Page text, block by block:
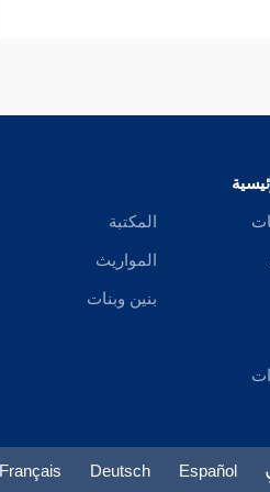
ذكر سليمان بن داود صلى الله عليه
بقية زهد عيسى عليه السلام
بقية من حديث داود عليه السلام
زهد أبي بكر الصديق عليه السلام
المكتبة
المواريث
بنين وبنات
Español
Deutsch
Français